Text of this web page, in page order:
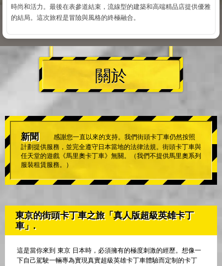
時尚和活力。最後在表參道結束，流線型的建築和高端精品店提供優雅
的結局。這次旅程是冒險與風格的終極融合。
關於
新聞
感謝您一直以來的支持。我們街頭卡丁車仍然按照
計劃提供服務，並完全遵守日本當地的法律法規。街頭卡丁車與
任天堂的遊戲《馬里奧卡丁車》無關。（我們不提供馬里奧系列
服裝租賃服務。）
東京的街頭卡丁車之旅「真人版超級英雄卡丁
車」.
這是當你來到 東京 日本時，必須擁有的極度刺激的經歷。想像一
下自己駕駛一輛專為實現真實超級英雄卡丁車體驗而定制的卡丁